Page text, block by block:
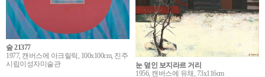
숲 21377
1977, 캔버스에 아크릴릭, 100x100cm, 진주
시립이성자미술관
눈 덮인 보지라르 거리
1956, 캔버스에 유채, 73x116cm